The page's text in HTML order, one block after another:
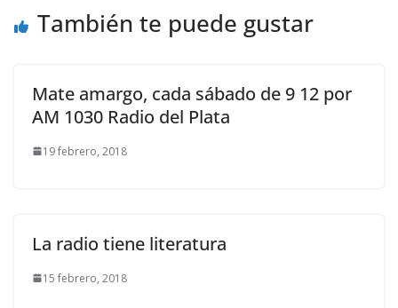
También te puede gustar
Mate amargo, cada sábado de 9 12 por
AM 1030 Radio del Plata
19 febrero, 2018
La radio tiene literatura
15 febrero, 2018